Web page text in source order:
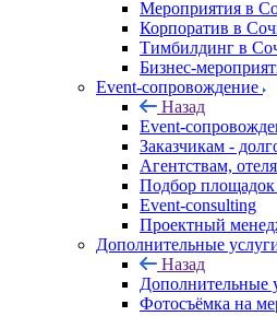
Мероприятия в
Корпоратив в
Тимбилдинг в
Бизнес-
Event-сопровождение
Назад
Event-
Заказчикам -
Агентствам,
Подбор
Event-consulting
Проектный
Дополнительные
Назад
Дополнительные
Фотосъёмка на